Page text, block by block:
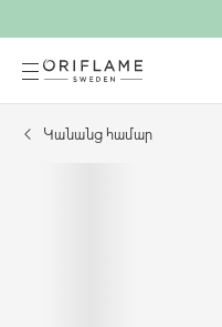
Կանանց համար